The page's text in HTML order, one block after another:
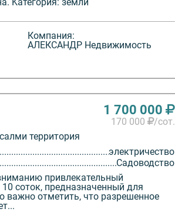
Компания:
АЛЕКСАНДР Недвижимость
1 700 000
170 000
/сот.
территория
электричество
Садоводство
привлекательный
соток, предназначенный для
важно отметить, что разрешенное